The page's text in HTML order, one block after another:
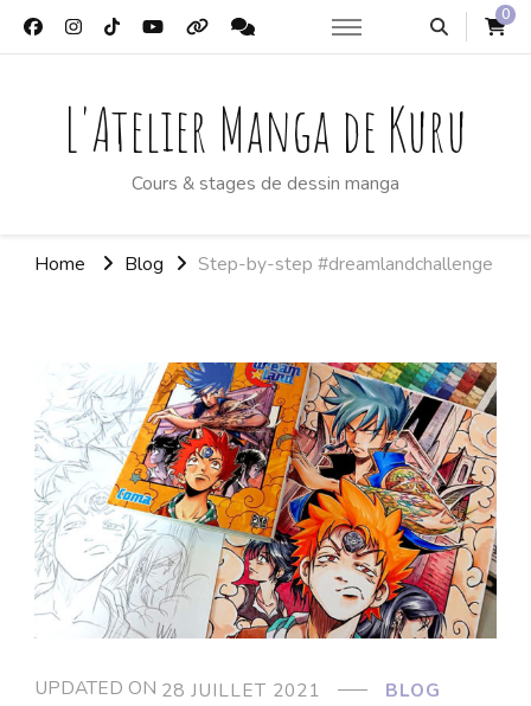
0
L'Atelier Manga de Kuru
Cours & stages de dessin manga
Home Blog Step-by-step #dreamlandchallenge
UPDATED ON 28 JUILLET 2021 BLOG